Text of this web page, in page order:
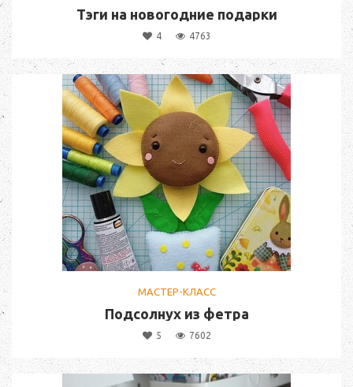
Тэги на новогодние подарки
4 4763
МАСТЕР-КЛАСС
Подсолнух из фетра
5 7602